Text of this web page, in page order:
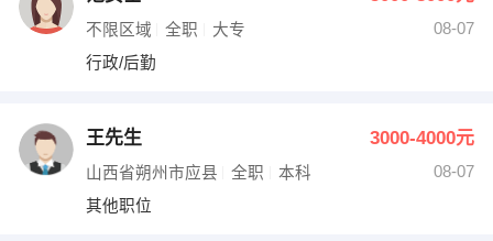
不限区域 全职 大专
08-07
行政/后勤
王先生 3000-4000元
山西省朔州市应县 全职 本科
08-07
其他职位